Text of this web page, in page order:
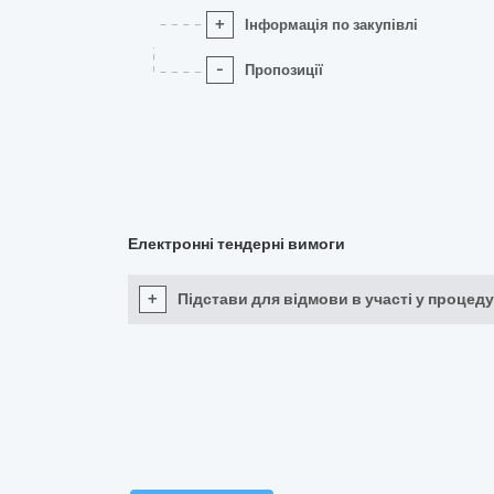
+ Інформація по закупівлі
- Пропозиції
Електронні тендерні вимоги
+ Підстави для відмови в участі у